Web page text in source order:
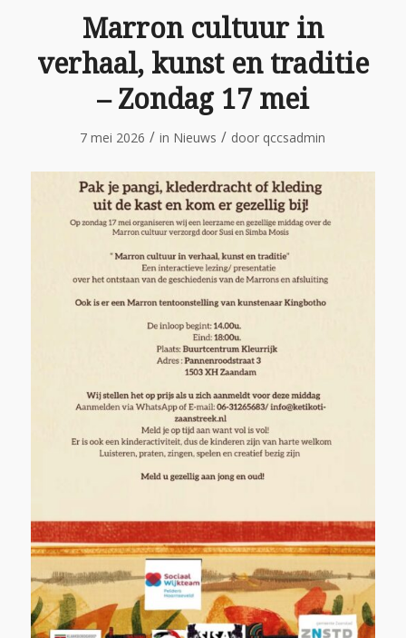
Marron cultuur in
verhaal, kunst en traditie
– Zondag 17 mei
7 mei 2026 / in Nieuws / door qccsadmin